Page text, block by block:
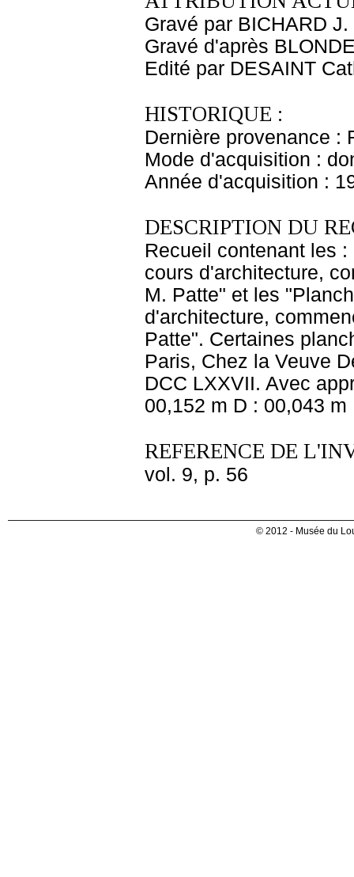
Gravé par BICHARD J.
Gravé d'après
Edité par DESAINT
HISTORIQUE :
Dernière provenance :
Mode d'acquisition :
Année d'acquisition :
DESCRIPTION DU
Recueil contenant les
cours d'architecture,
M. Patte" et les
d'architecture,
Patte". Certaines
Paris, Chez la Veuve
DCC LXXVII. Avec
00,152 m D : 00,043
REFERENCE DE
vol. 9, p. 56
© 2012 - Musée du